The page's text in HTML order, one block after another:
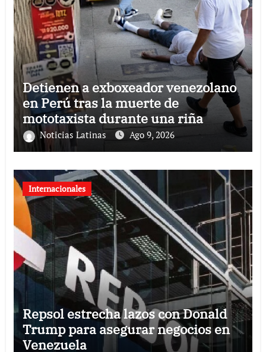
Detienen a exboxeador venezolano
en Perú tras la muerte de
mototaxista durante una riña
Noticias Latinas Ago 9, 2026
Internacionales
Repsol estrecha lazos con Donald
Trump para asegurar negocios en
Venezuela